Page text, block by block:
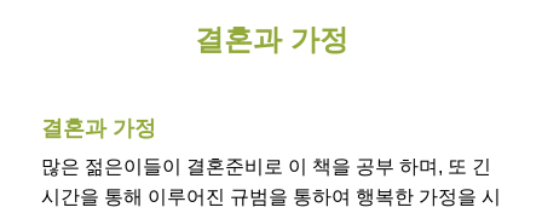
결혼과 가정
결혼과 가정
많은 젊은이들이 결혼준비로 이 책을 공부 하며, 또 긴
시간을 통해 이루어진 규범을 통하여 행복한 가정을 시